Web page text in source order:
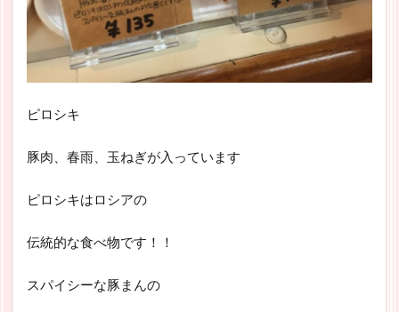
ピロシキ
豚肉、春雨、玉ねぎが入っています
ピロシキはロシアの
伝統的な食べ物です！！
スパイシーな豚まんの